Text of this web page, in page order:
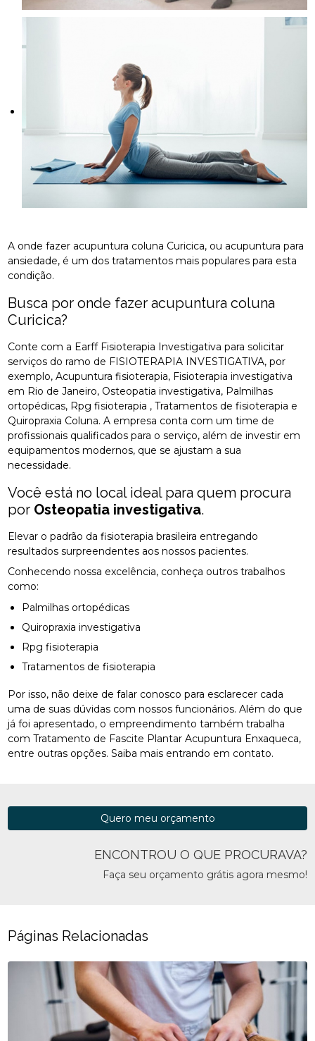
A onde fazer acupuntura coluna Curicica, ou acupuntura para
ansiedade, é um dos tratamentos mais populares para esta
condição.
Busca por onde fazer acupuntura coluna
Curicica?
Conte com a Earff Fisioterapia Investigativa para solicitar
serviços do ramo de FISIOTERAPIA INVESTIGATIVA, por
exemplo, Acupuntura fisioterapia, Fisioterapia investigativa
em Rio de Janeiro, Osteopatia investigativa, Palmilhas
ortopédicas, Rpg fisioterapia , Tratamentos de fisioterapia e
Quiropraxia Coluna. A empresa conta com um time de
profissionais qualificados para o serviço, além de investir em
equipamentos modernos, que se ajustam a sua
necessidade.
Você está no local ideal para quem procura
por Osteopatia investigativa.
Elevar o padrão da fisioterapia brasileira entregando
resultados surpreendentes aos nossos pacientes.
Conhecendo nossa excelência, conheça outros trabalhos
como:
Palmilhas ortopédicas
Quiropraxia investigativa
Rpg fisioterapia
Tratamentos de fisioterapia
Por isso, não deixe de falar conosco para esclarecer cada
uma de suas dúvidas com nossos funcionários. Além do que
já foi apresentado, o empreendimento também trabalha
com Tratamento de Fascite Plantar Acupuntura Enxaqueca,
entre outras opções. Saiba mais entrando em contato.
ENCONTROU O QUE PROCURAVA?
Faça seu orçamento grátis agora mesmo!
Quero meu orçamento
Páginas Relacionadas